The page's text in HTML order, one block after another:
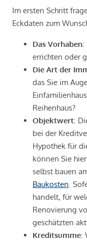
Im ersten Schritt
Eckdaten zum
Das Vorhaben:
errichten oder
Die Art der
das Sie im
Reihenhaus?
Objektwert:
bei der
Hypothek für
können Sie
selbst bauen
Baukosten .
handelt, für
Renovierung
geschätzten
Kreditsumme: